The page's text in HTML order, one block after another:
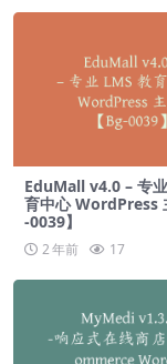
EduMall v4.0 – 专
育中心 WordPress
-0039】
2 年前 17